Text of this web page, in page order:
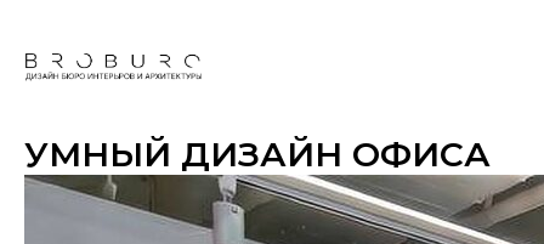
УМНЫЙ ДИЗАЙН ОФИСА